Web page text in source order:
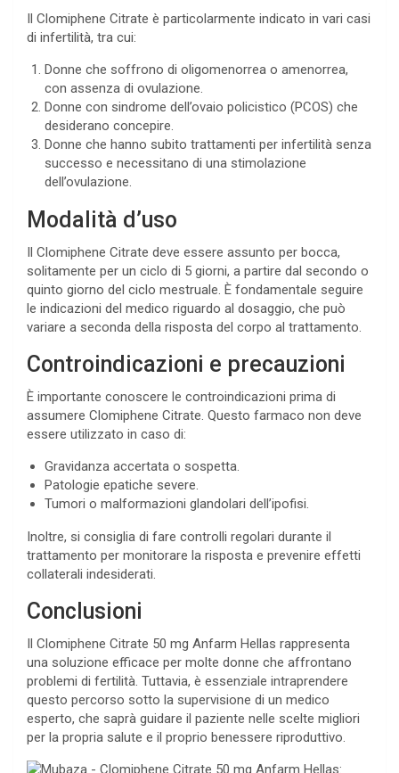
Il Clomiphene Citrate è particolarmente indicato in vari casi
di infertilità, tra cui:
Donne che soffrono di oligomenorrea o amenorrea,
con assenza di ovulazione.
Donne con sindrome dell’ovaio policistico (PCOS) che
desiderano concepire.
Donne che hanno subito trattamenti per infertilità senza
successo e necessitano di una stimolazione
dell’ovulazione.
Modalità d’uso
Il Clomiphene Citrate deve essere assunto per bocca,
solitamente per un ciclo di 5 giorni, a partire dal secondo o
quinto giorno del ciclo mestruale. È fondamentale seguire
le indicazioni del medico riguardo al dosaggio, che può
variare a seconda della risposta del corpo al trattamento.
Controindicazioni e precauzioni
È importante conoscere le controindicazioni prima di
assumere Clomiphene Citrate. Questo farmaco non deve
essere utilizzato in caso di:
Gravidanza accertata o sospetta.
Patologie epatiche severe.
Tumori o malformazioni glandolari dell’ipofisi.
Inoltre, si consiglia di fare controlli regolari durante il
trattamento per monitorare la risposta e prevenire effetti
collaterali indesiderati.
Conclusioni
Il Clomiphene Citrate 50 mg Anfarm Hellas rappresenta
una soluzione efficace per molte donne che affrontano
problemi di fertilità. Tuttavia, è essenziale intraprendere
questo percorso sotto la supervisione di un medico
esperto, che saprà guidare il paziente nelle scelte migliori
per la propria salute e il proprio benessere riproduttivo.